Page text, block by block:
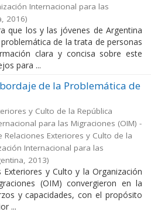
Internacional para las
, 2016)
que los y las jóvenes de Argentina
de la trata de personas
clara y concisa sobre este
para ...
de la Problemática de
y Culto de la República
para las Migraciones (OIM) -
Relaciones Exteriores y Culto de la
Internacional para las
, 2013)
Exteriores y Culto y la Organización
(OIM) convergieron en la
y capacidades, con el propósito
...